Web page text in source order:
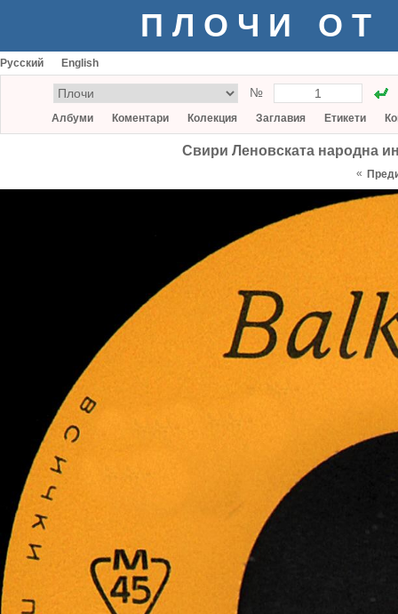
ПЛОЧИ ОТ
Русский English
№
Албуми Коментари Колекция Заглавия Етикети
Свири Леновската народна
«